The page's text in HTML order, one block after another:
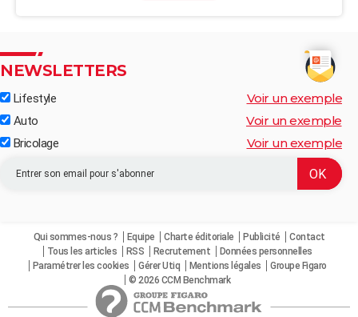
NEWSLETTERS
Lifestyle Voir un exemple
Auto Voir un exemple
Bricolage Voir un exemple
Qui sommes-nous ? Equipe Charte éditoriale Publicité
Contact
Tous les articles
RSS Recrutement
Données personnelles
Paramétrer les cookies
Gérer Utiq Mentions légales
Groupe Figaro
© 2026 CCM Benchmark